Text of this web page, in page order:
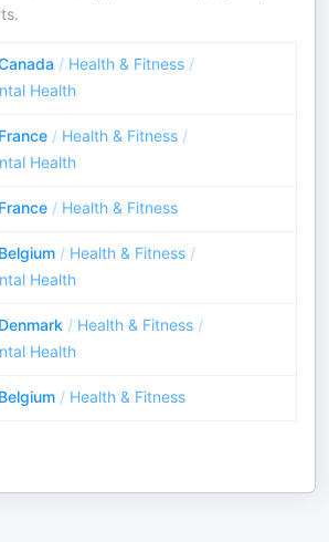
/ Health & Fitness /
Health
France / Health & Fitness /
Health
France / Health & Fitness
Belgium / Health & Fitness /
Health
Denmark / Health & Fitness /
Health
Belgium / Health & Fitness